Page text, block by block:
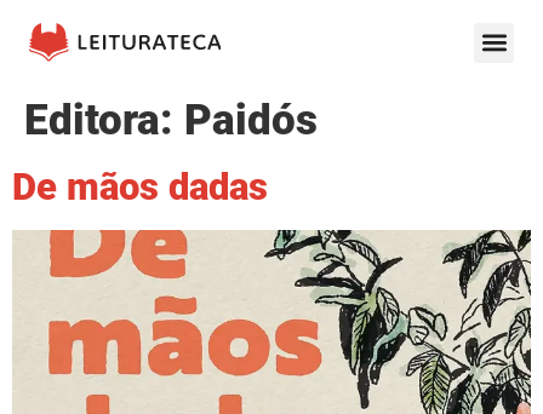
Editora: Paidós
De mãos dadas